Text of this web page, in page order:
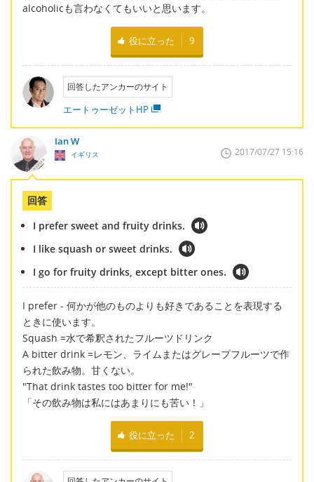
alcoholicも言わなくてもいいと思います。
役に立った 9
回答したアンカーのサイト
エートゥーゼットHP
Ian W
イギリス 2017/07/27 15:16
回答
I prefer sweet and fruity drinks.
I like squash or sweet drinks.
I go for fruity drinks, except bitter ones.
I prefer - 何かが他のものよりも好きであることを表現する
ときに使います。
Squash =水で希釈されたフルーツドリンク
A bitter drink =レモン、ライムまたはグレープフルーツで作
られた飲み物。甘くない。
"That drink tastes too bitter for me!"
「その飲み物は私にはあまりにも苦い！」
役に立った 2